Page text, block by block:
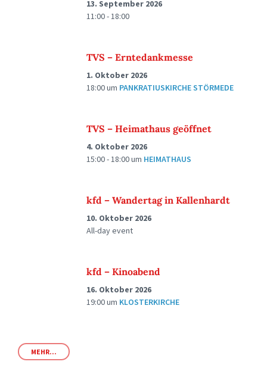
13. September 2026
11:00 - 18:00
TVS – Erntedankmesse
1. Oktober 2026
18:00um PANKRATIUSKIRCHE STÖRMEDE
TVS – Heimathaus geöffnet
4. Oktober 2026
15:00 - 18:00um HEIMATHAUS
kfd – Wandertag in Kallenhardt
10. Oktober 2026
All-day event
kfd – Kinoabend
16. Oktober 2026
19:00um KLOSTERKIRCHE
MEHR...